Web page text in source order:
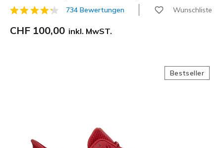
3.1 von 5 Kundenbewertungen
734 Bewertungen Wunschliste
CHF 100,00 inkl. MwST.
Bestseller